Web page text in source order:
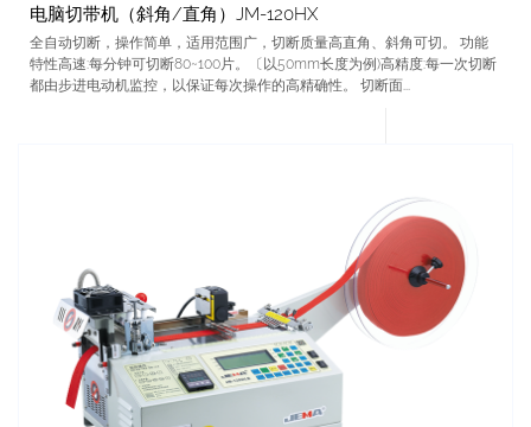
电脑切带机（斜角/直角）JM-120HX
全自动切断，操作简单，适用范围广，切断质量高直角、斜角可切。 功能
特性高速:每分钟可切断80~100片。〔以50mm长度为例)高精度:每一次切断
都由步进电动机监控，以保证每次操作的高精确性。 切断面...